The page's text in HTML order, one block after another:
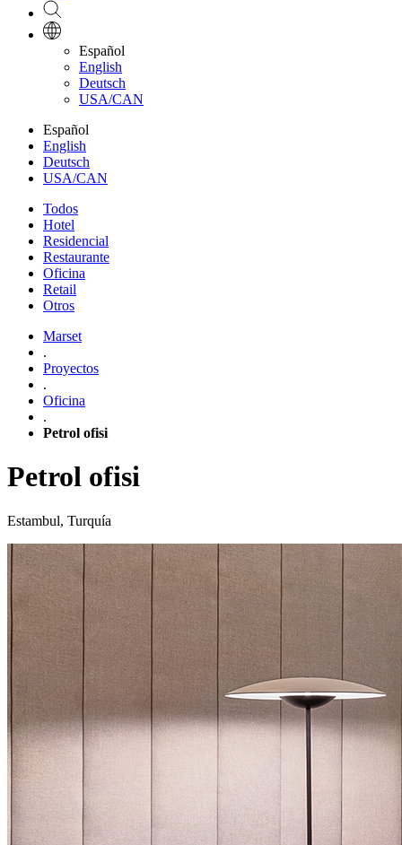
Español
English
Deutsch
USA/CAN
Español
English
Deutsch
USA/CAN
Todos
Hotel
Residencial
Restaurante
Oficina
Retail
Otros
Marset
.
Proyectos
.
Oficina
.
Petrol ofisi
Petrol ofisi
Estambul, Turquía